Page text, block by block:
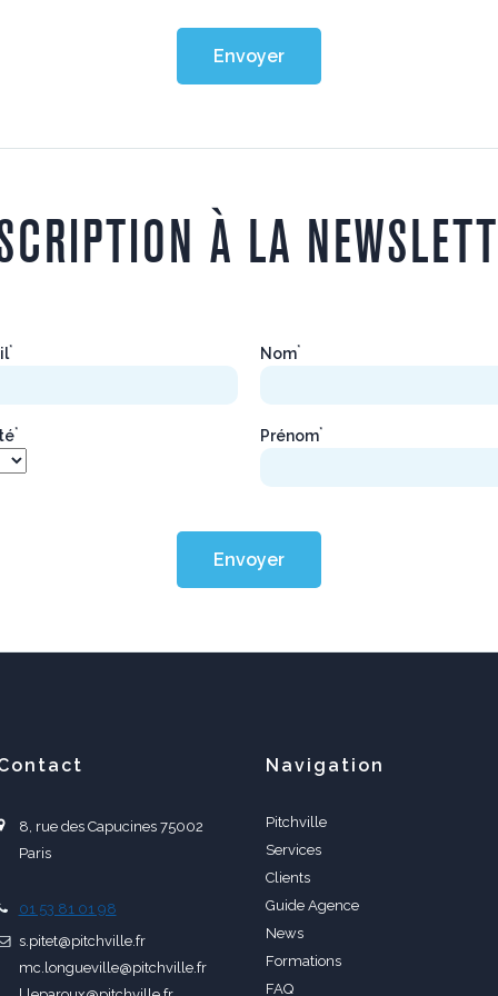
Envoyer
À LA
*
*
Nom*
Prénom*
Envoyer
8, rue des Capucines 75002
Paris
01 53 81 01 98
s.pitet@pitchville.fr
mc.longueville@pitchville.fr
Navigation
Pitchville
Services
Clients
Guide Agence
News
Formations
FAQ